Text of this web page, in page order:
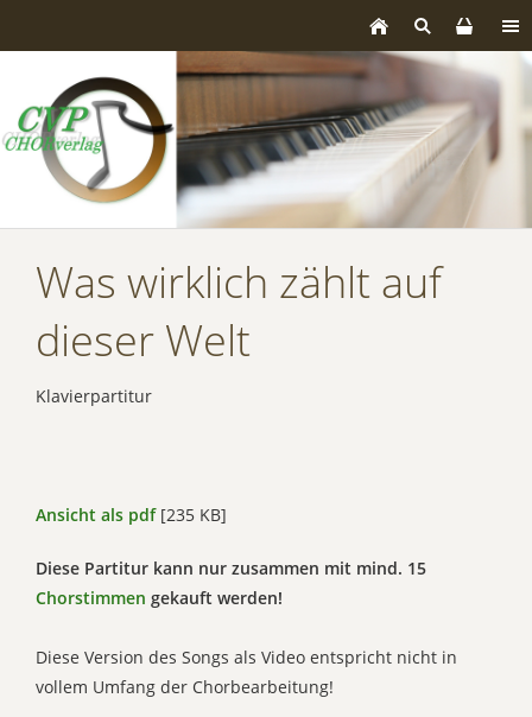
Was wirklich zählt auf
dieser Welt
Klavierpartitur
Ansicht als pdf[235 KB]
Diese Partitur kann nur zusammen mit mind. 15
Chorstimmen gekauft werden!
Diese Version des Songs als Video entspricht nicht in
vollem Umfang der Chorbearbeitung!